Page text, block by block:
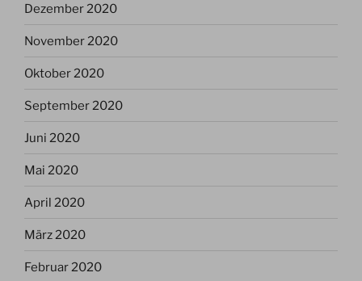
Dezember 2020
November 2020
Oktober 2020
September 2020
Juni 2020
Mai 2020
April 2020
März 2020
Februar 2020